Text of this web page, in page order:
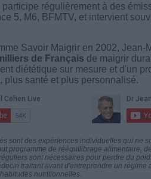
régulièrement à des
5, M6, BFMTV, et intervient
Savoir Maigrir en 2002, Jean-
de Français de maigrir
diététique sur mesure et d'un
plus santé et plus personnalisé.
sont des expériences individuelles qui ne
programme de rééquilibrage alimentaire,
sont nécessaires pour perdre du
traitant avant d'entreprendre un régime
nutritionnelles.